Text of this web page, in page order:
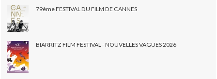
79ème FESTIVAL DU FILM DE CANNES
BIARRITZ FILM FESTIVAL - NOUVELLES VAGUES 2026